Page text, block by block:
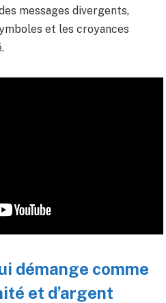
messages divergents,
et les croyances
démange comme
et d’argent